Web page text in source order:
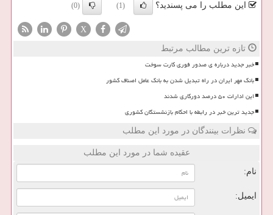
این مطلب را می پسندید؟ (1)
(0)
X
تازه ترین مطالب مرتبط
خبر جدید درباره ی صدور فوری کارت سوخت
بانک مهر ایران در راه تبدیل شدن به بانک عامل اصناف کشور
این ادارات ۵۰ درصد دورکاری شدند
جدید ترین خبر در رابطه با احکام بازنشستگان کشوری
نظرات بینندگان در مورد این مطلب
عقیده شما در مورد این مطلب
نام:
ایمیل: